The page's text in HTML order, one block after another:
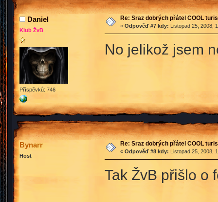
Daniel
Klub ŽvB
Příspěvků: 746
Re: Sraz dobrých přátel COOL
« Odpověď #7 kdy: Listopad 25, 2008,
No jelikož jsem
Bynarr
Host
Re: Sraz dobrých přátel COOL
« Odpověď #8 kdy: Listopad 25, 2008,
Tak ŽvB přišlo o